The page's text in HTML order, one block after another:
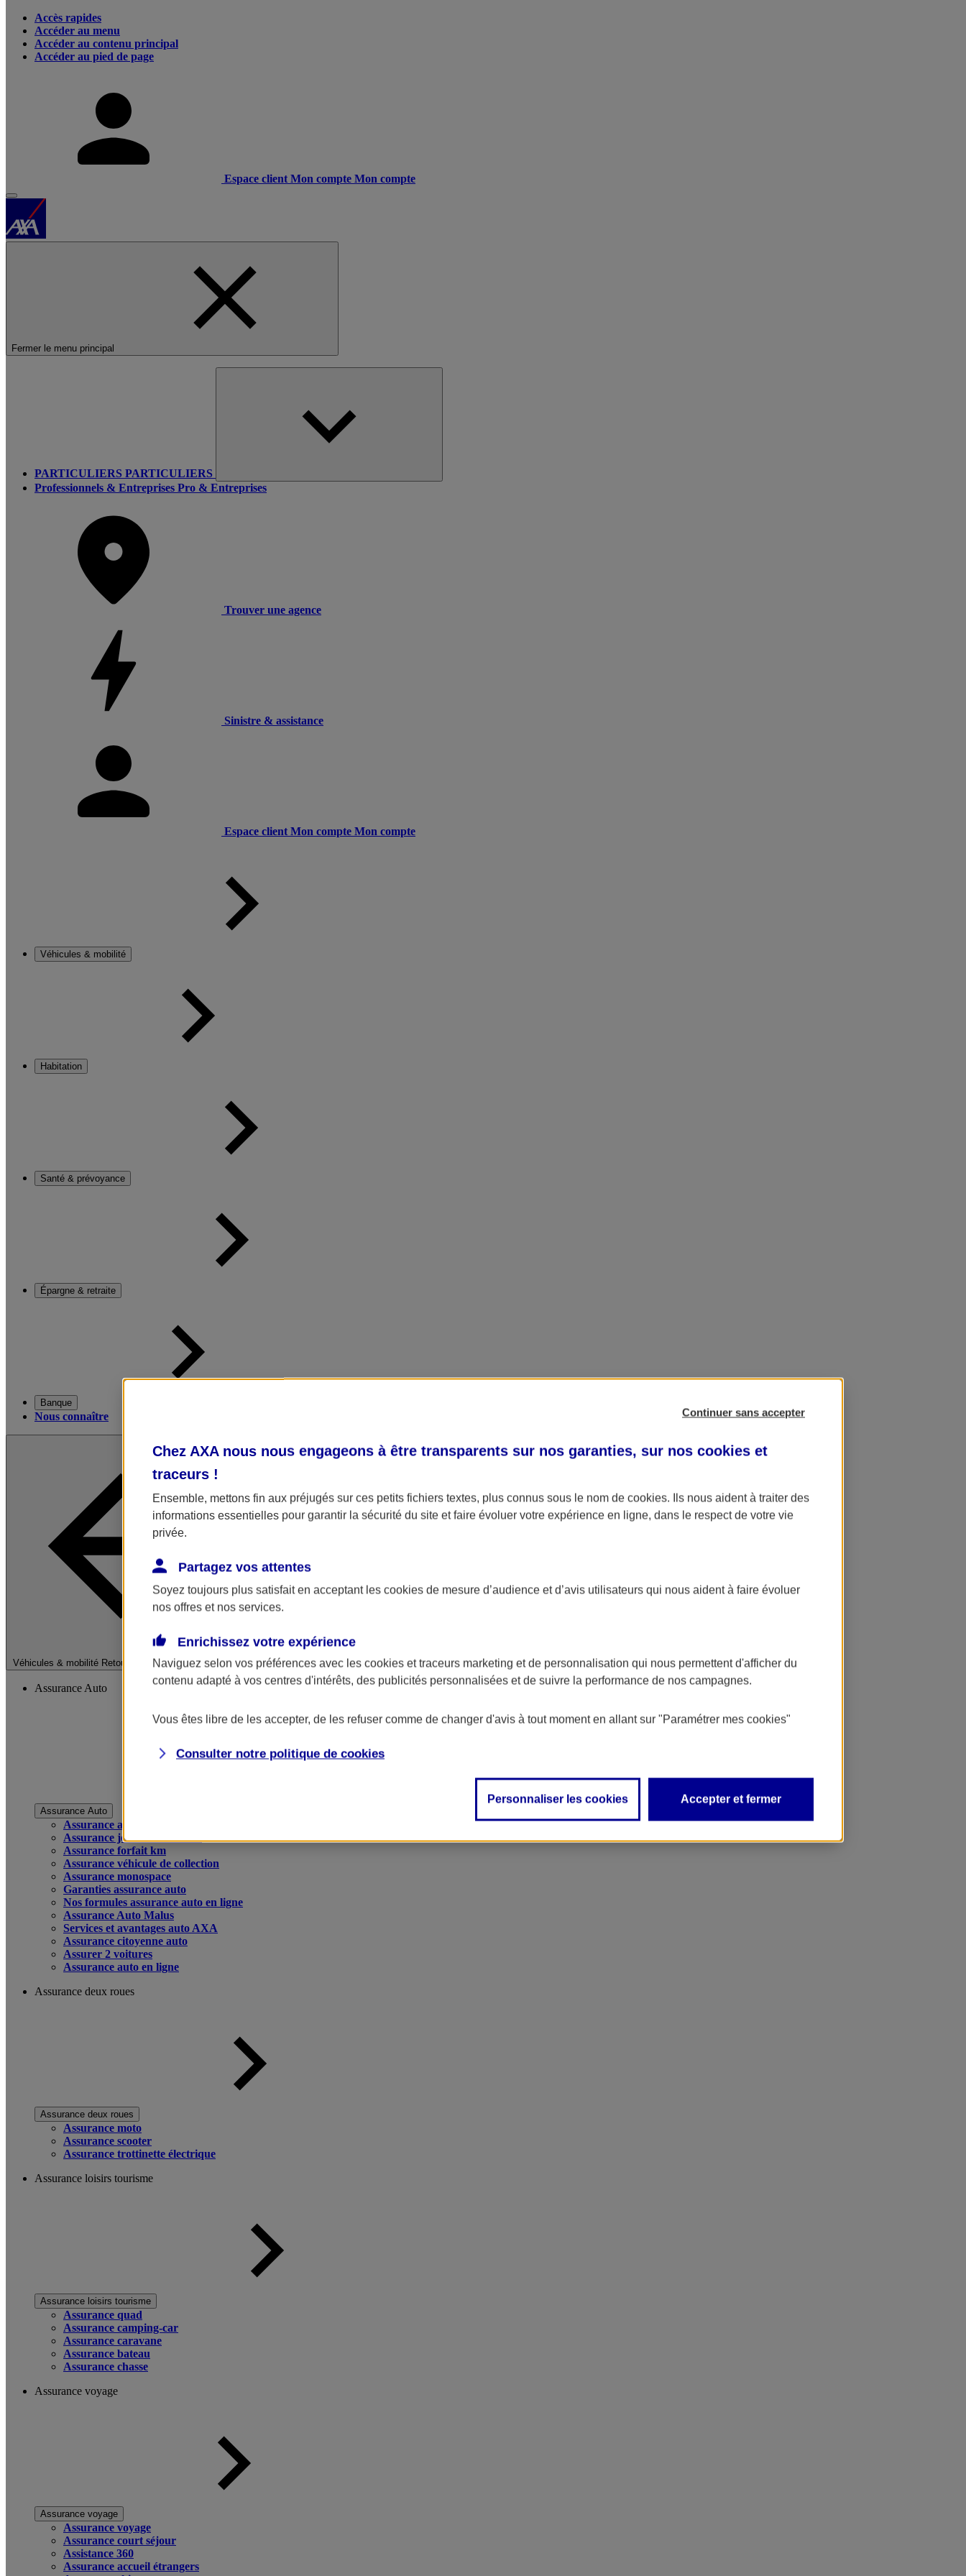
Accès rapides
Accéder au menu
Accéder au contenu principal
Accéder au pied de page
Espace client Mon compte Mon compte
Fermer le menu principal
PARTICULIERS PARTICULIERS
Professionnels & Entreprises Pro & Entreprises
Trouver une agence
Sinistre & assistance
Espace client Mon compte Mon compte
Véhicules & mobilité
Habitation
Santé & prévoyance
Épargne & retraite
Banque
Nous connaître
Véhicules & mobilité Retour à la section précédente
Fermer le menu principal
Assurance Auto
Assurance Auto
Assurance auto
Assurance jeune conducteur
Assurance forfait km
Assurance véhicule de collection
Assurance monospace
Garanties assurance auto
Nos formules assurance auto en ligne
Assurance Auto Malus
Services et avantages auto AXA
Assurance citoyenne auto
Assurer 2 voitures
Assurance auto en ligne
Assurance deux roues
Assurance deux roues
Assurance moto
Assurance scooter
Assurance trottinette électrique
Assurance loisirs tourisme
Assurance loisirs tourisme
Assurance quad
Assurance camping-car
Assurance caravane
Assurance bateau
Assurance chasse
Assurance voyage
Assurance voyage
Assurance voyage
Assurance court séjour
Assistance 360
Assurance accueil étrangers
Continuer sans accepter
Chez AXA nous nous engageons à être transparents sur nos garanties, sur nos cookies et
traceurs !
Ensemble, mettons fin aux préjugés sur ces petits fichiers textes, plus connus sous le nom de cookies. Ils nous aident à traiter des
informations essentielles pour garantir la sécurité du site et faire évoluer votre expérience en ligne, dans le respect de votre vie
privée.
Partagez vos attentes
Soyez toujours plus satisfait en acceptant les cookies de mesure d’audience et d’avis utilisateurs qui nous aident à faire évoluer
nos offres et nos services.
Enrichissez votre expérience
Naviguez selon vos préférences avec les cookies et traceurs marketing et de personnalisation qui nous permettent d'afficher du
contenu adapté à vos centres d'intérêts, des publicités personnalisées et de suivre la performance de nos campagnes.
Vous êtes libre de les accepter, de les refuser comme de changer d'avis à tout moment en allant sur "Paramétrer mes cookies"
Consulter notre politique de cookies
Personnaliser les cookies Accepter et fermer